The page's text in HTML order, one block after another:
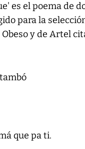
es el poema de
para la
y de Artel
que pa ti.